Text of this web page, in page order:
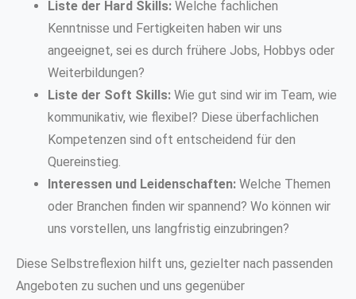
Liste der Hard Skills: Welche fachlichen
Kenntnisse und Fertigkeiten haben wir uns
angeeignet, sei es durch frühere Jobs, Hobbys oder
Weiterbildungen?
Liste der Soft Skills: Wie gut sind wir im Team, wie
kommunikativ, wie flexibel? Diese überfachlichen
Kompetenzen sind oft entscheidend für den
Quereinstieg.
Interessen und Leidenschaften: Welche Themen
oder Branchen finden wir spannend? Wo können wir
uns vorstellen, uns langfristig einzubringen?
Diese Selbstreflexion hilft uns, gezielter nach passenden
Angeboten zu suchen und uns gegenüber